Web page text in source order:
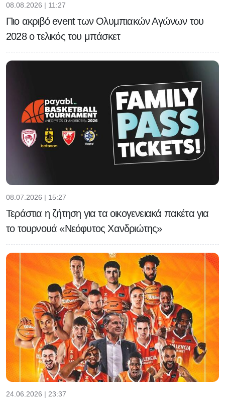
08.08.2026 | 11:27
Πιο ακριβό event των Ολυμπιακών Αγώνων του
2028 ο τελικός του μπάσκετ
08.07.2026 | 15:27
Τεράστια η ζήτηση για τα οικογενειακά πακέτα για
το τουρνουά «Νεόφυτος Χανδριώτης»
24.06.2026 | 23:37